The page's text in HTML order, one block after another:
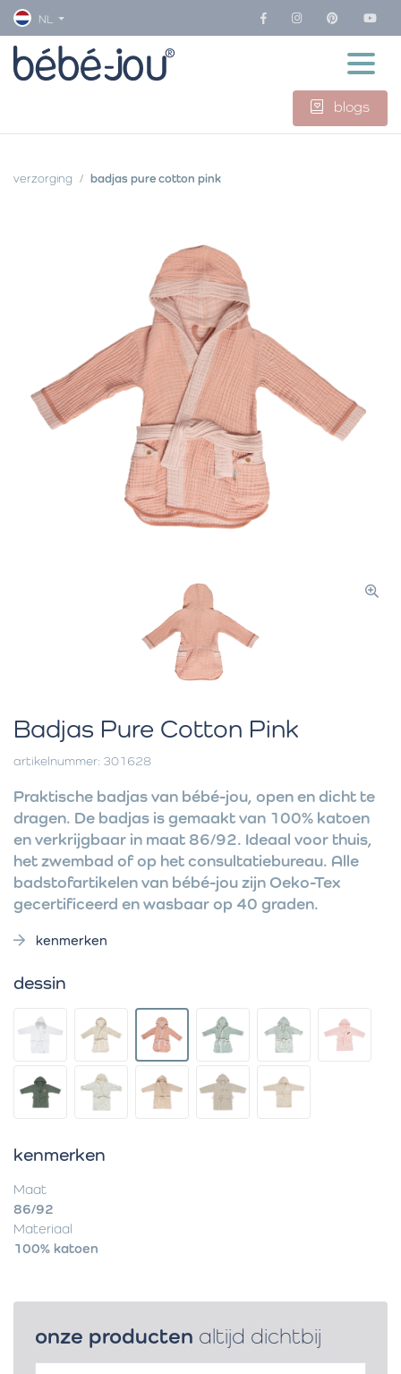
NL
blogs
verzorging badjas pure cotton pink
Badjas Pure Cotton Pink
artikelnummer: 301628
Praktische badjas van bébé-jou, open en dicht te
dragen. De badjas is gemaakt van 100% katoen
en verkrijgbaar in maat 86/92. Ideaal voor thuis,
het zwembad of op het consultatiebureau. Alle
badstofartikelen van bébé-jou zijn Oeko-Tex
gecertificeerd en wasbaar op 40 graden.
kenmerken
dessin
kenmerken
Maat
86/92
Materiaal
100% katoen
onze producten altijd dichtbij